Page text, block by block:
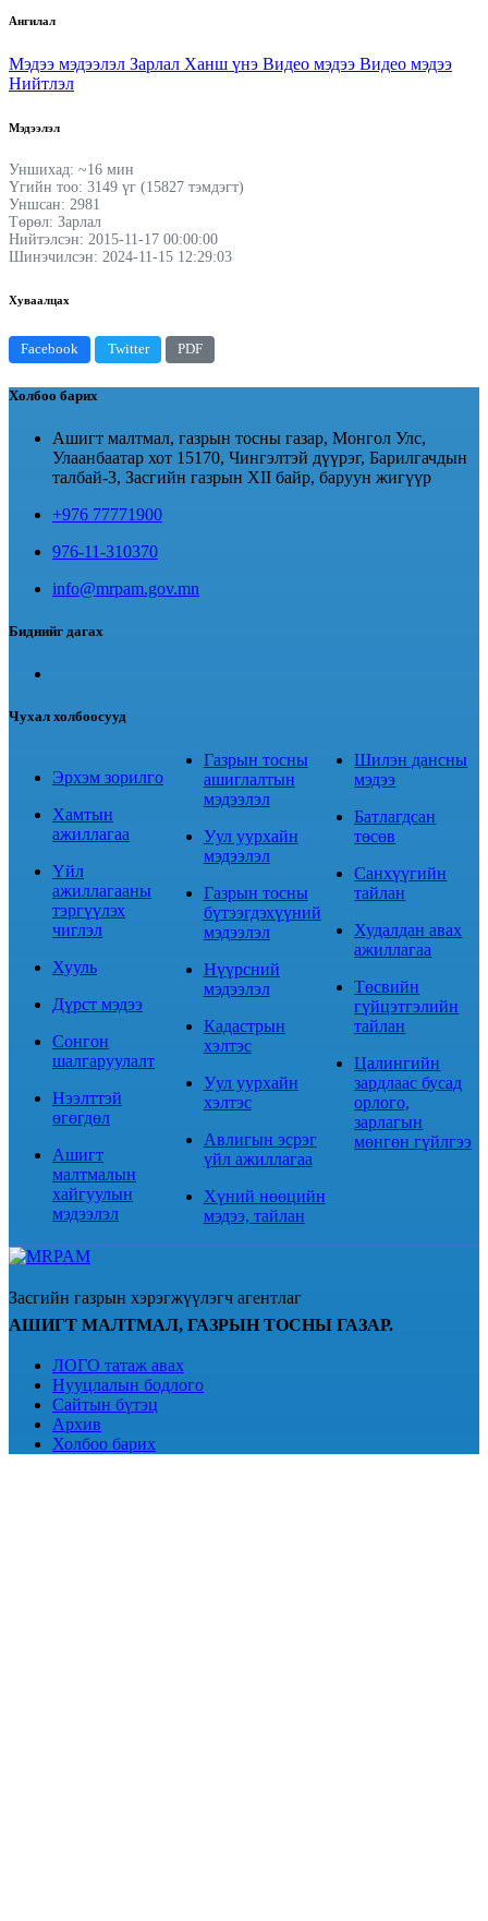
Ангилал
Мэдээ мэдээлэл Зарлал Ханш үнэ Видео мэдээ Видео мэдээ
Нийтлэл
Мэдээлэл
Уншихад: ~16 мин
Үгийн тоо: 3149 үг (15827 тэмдэгт)
Уншсан: 2981
Төрөл: Зарлал
Нийтэлсэн: 2015-11-17 00:00:00
Шинэчилсэн: 2024-11-15 12:29:03
Хуваалцах
Facebook Twitter PDF
Холбоо барих
Ашигт малтмал, газрын тосны газар, Монгол Улс,
Улаанбаатар хот 15170, Чингэлтэй дүүрэг, Барилгачдын
талбай-3, Засгийн газрын XII байр, баруун жигүүр
+976 77771900
976-11-310370
info@mrpam.gov.mn
Биднийг дагах
Чухал холбоосууд
Эрхэм зорилго
Хамтын
ажиллагаа
Үйл
ажиллагааны
тэргүүлэх
чиглэл
Хууль
Дүрст мэдээ
Сонгон
шалгаруулалт
Нээлттэй
өгөгдөл
Ашигт
малтмалын
хайгуулын
мэдээлэл
Газрын тосны
ашиглалтын
мэдээлэл
Уул уурхайн
мэдээлэл
Газрын тосны
бүтээгдэхүүний
мэдээлэл
Нүүрсний
мэдээлэл
Кадастрын
хэлтэс
Уул уурхайн
хэлтэс
Авлигын эсрэг
үйл ажиллагаа
Хүний нөөцийн
мэдээ, тайлан
Шилэн дансны
мэдээ
Батлагдсан
төсөв
Санхүүгийн
тайлан
Худалдан авах
ажиллагаа
Төсвийн
гүйцэтгэлийн
тайлан
Цалингийн
зардлаас бусад
орлого,
зарлагын
мөнгөн гүйлгээ
Засгийн газрын хэрэгжүүлэгч агентлаг
АШИГТ МАЛТМАЛ, ГАЗРЫН ТОСНЫ ГАЗАР.
ЛОГО татаж авах
Нууцлалын бодлого
Сайтын бүтэц
Архив
Холбоо барих